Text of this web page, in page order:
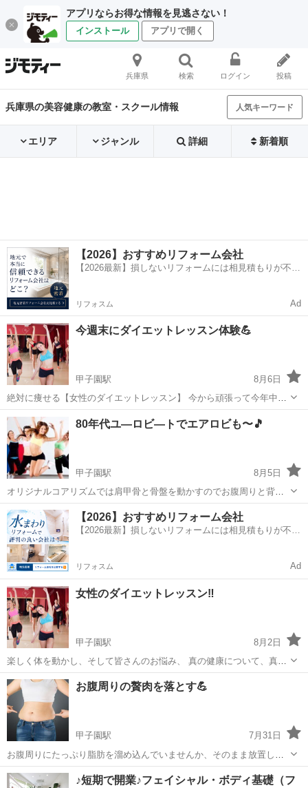
アプリならお得な情報を見逃さない！
インストール アプリで開く
兵庫県 検索 ログイン 投稿
兵庫県の美容健康の教室・スクール情報 人気キーワード
エリア ジャンル 詳細 新着順
【2026】おすすめリフォーム会社
【2026最新】損しないリフォームには相見積もりが不可
リフォスム Ad
今週末にダイエットレッスン体験💪
甲子園駅
8月6日
絶対に痩せる【女性のダイエットレッスン】 今から頑張って今年中に
はナイスバディ‼️ オリジナルコアリズムで肩甲骨と骨盤を動かし、筋
トレ、ストレッチ、80年代ユーロビートに合わせたエアロビクスダン
スなどめちゃくちゃ楽し...
兵庫 甲子園駅 美容健康 レッスン
80年代ユ―ロビ―トでエアロビも〜🎵
甲子園駅
8月5日
オリジナルコアリズムでは肩甲骨と骨盤を動かすのでお腹周りと背中
が最初にスッキリしますよ〜😊 そして筋トレ、ストレッチ、80年代に
流行ったユ―ロビートでエアロビクスダンスなどめちゃくちゃ楽しい1
時間半のレッスンです🎵 ...
兵庫 西宮市 甲子園駅 美容健康 エアロビ
【2026】おすすめリフォーム会社
【2026最新】損しないリフォームには相見積もりが不可
リフォスム Ad
女性のダイエットレッスン‼️
甲子園駅
8月2日
楽しく体を動かし、そして皆さんのお悩み、 真の健康について、真実
系のこと色々とお話し交え楽しくレッスンしましょう🥳 レッスンは、
オリジナルコアリズムで肩甲骨と骨盤を動かしお腹周りと背中がスッ
キリ‼️ そして筋トレ、...
兵庫 西宮市 甲子園駅 美容健康 レッスン
お腹周りの贅肉を落とす💪
甲子園駅
7月31日
お腹周りにたっぷり脂肪を溜め込んでいませんか、そのまま放置しま
すか。 何もしないでいると筋肉量はどんどん減って 脂肪をたっぷり溜
め込んだだらしない体になります。 見た目が痩せていても体脂肪過多
兵庫 西宮市 甲子園駅 美容健康 コアリズム
♪短期で開業♪フェイシャル・ボディ基礎（フ